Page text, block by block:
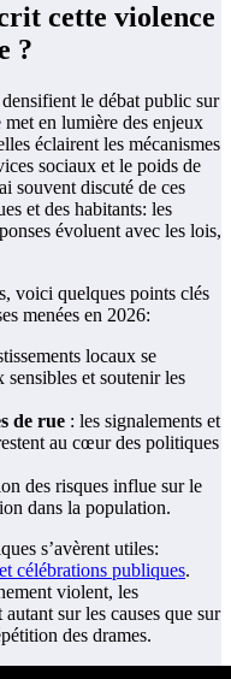
cette violence
?
le débat public sur
en lumière des enjeux
éclairent les mécanismes
sociaux et le poids de
souvent discuté de ces
et des habitants: les
évoluent avec les lois,
voici quelques points clés
menées en 2026:
locaux se
et soutenir les
de rue : les signalements et
au cœur des politiques
des risques influe sur le
dans la population.
s’avèrent utiles:
célébrations publiques.
violent, les
sur les causes que sur
des drames.